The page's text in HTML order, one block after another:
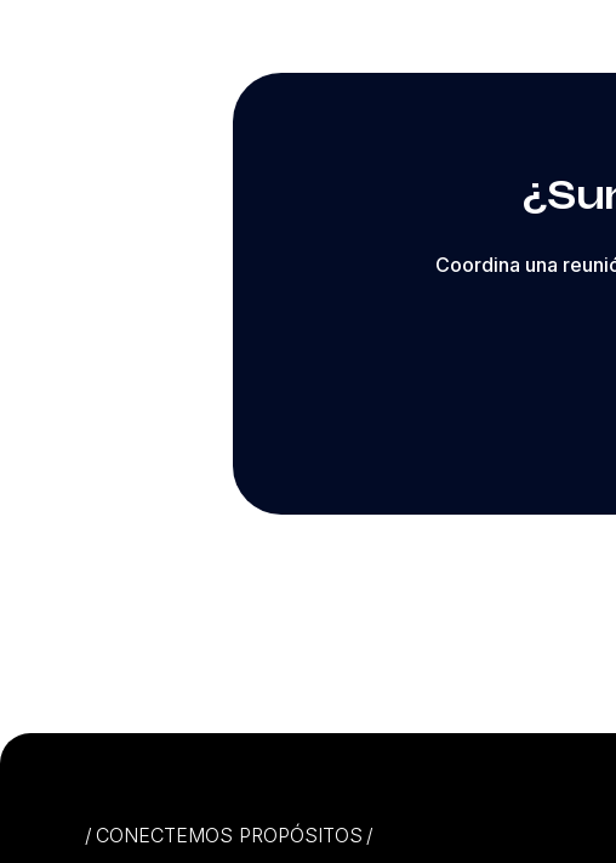
Coordina una
CONECTEMOS PROPÓSITOS